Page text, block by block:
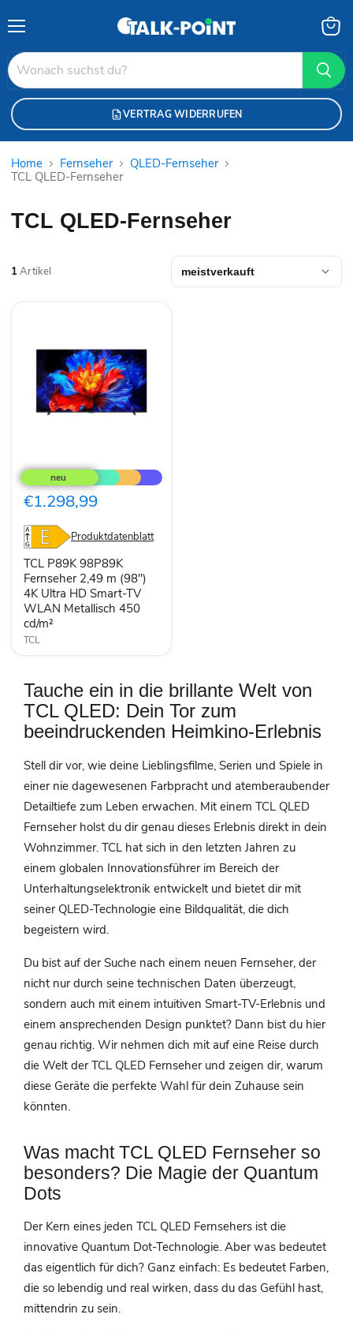
VERTRAG WIDERRUFEN
Home Fernseher
QLED-Fernseher
TCL QLED-Fernseher
TCL QLED-Fernseher
1Artikel
P89K
98P89K
Fernseher
2,49
m
(98")
4K
Ultra
HD
Smart-
TV
WLAN
Metallisch
450
cd/m²
€1.298,99
Produktdatenblatt
TCL P89K 98P89K
Fernseher 2,49 m (98")
4K Ultra HD Smart-TV
WLAN Metallisch 450
cd/m²
TCL
Tauche ein in die brillante Welt von
TCL QLED: Dein Tor zum
beeindruckenden Heimkino-Erlebnis
Stell dir vor, wie deine Lieblingsfilme, Serien und Spiele in
einer nie dagewesenen Farbpracht und atemberaubender
Detailtiefe zum Leben erwachen. Mit einem TCL QLED
Fernseher holst du dir genau dieses Erlebnis direkt in dein
Wohnzimmer. TCL hat sich in den letzten Jahren zu
einem globalen Innovationsführer im Bereich der
Unterhaltungselektronik entwickelt und bietet dir mit
seiner QLED-Technologie eine Bildqualität, die dich
begeistern wird.
Du bist auf der Suche nach einem neuen Fernseher, der
nicht nur durch seine technischen Daten überzeugt,
sondern auch mit einem intuitiven Smart-TV-Erlebnis und
einem ansprechenden Design punktet? Dann bist du hier
genau richtig. Wir nehmen dich mit auf eine Reise durch
die Welt der TCL QLED Fernseher und zeigen dir, warum
diese Geräte die perfekte Wahl für dein Zuhause sein
könnten.
Was macht TCL QLED Fernseher so
besonders? Die Magie der Quantum
Dots
Der Kern eines jeden TCL QLED Fernsehers ist die
innovative Quantum Dot-Technologie. Aber was bedeutet
das eigentlich für dich? Ganz einfach: Es bedeutet Farben,
die so lebendig und real wirken, dass du das Gefühl hast,
mittendrin zu sein.